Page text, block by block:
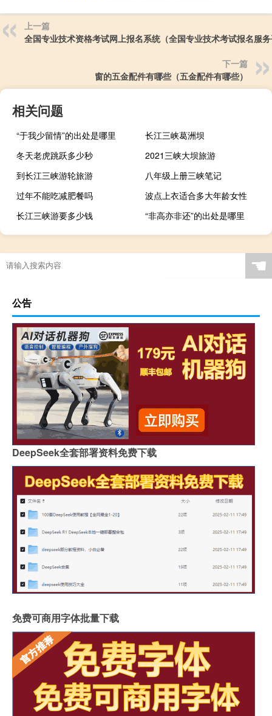
上一篇
全国专业技术资格考试网上报名系统（全国专业技术考试报名服
下一篇
窗的五金配件有哪些（五金配件有哪些）
相关问题
“于我少留情”的出处是哪里
长江三峡葛洲坝
冬天老虎跳跃多少秒
2021三峡大坝旅游
到长江三峡游轮旅游
八年级上册三峡笔记
过年不能吃减肥餐吗
波点上衣适合多大年龄女性
长江三峡游要多少钱
“非高亦非还”的出处是哪里
☚
公告
DeepSeek全套部署资料免费下载
免费可商用字体批量下载